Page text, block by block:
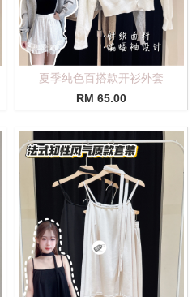
夏季纯色百搭款开衫外套
RM 65.00